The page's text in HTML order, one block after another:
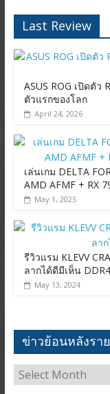
Last Review
ASUS ROG เปิดตัว
ตัวแรกของโลก
April 24, 2026
เล่นเกม DELTA
AMD AFMF + RX
May 1, 2025
รีวิวแรม KLEVV
ลากได้ดีมีเห็น
May 13, 2024
ข่าวย้อนหลังรา
ข่าว
ย้อน